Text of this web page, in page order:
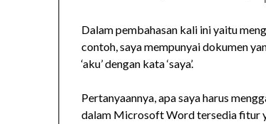
Dalam pembahasan kali ini yaitu
contoh, saya mempunyai dokumen
‘aku’ dengan kata ‘saya’.
Pertanyaannya, apa saya harus
dalam Microsoft Word tersedia fitur